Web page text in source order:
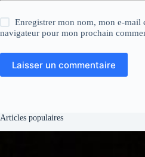
Enregistrer mon nom, mon e-mail
navigateur pour mon prochain
Laisser un commentaire
Articles populaires